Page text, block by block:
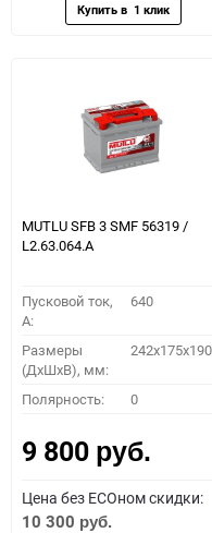
MUTLU SFB 3 SMF 56319 /
L2.63.064.А
Пусковой ток,
A:
640
Размеры
(ДхШхВ), мм:
242x175x190
Полярность: 0
9 800 руб.
Цена без ECOном скидки:
10 300 руб.